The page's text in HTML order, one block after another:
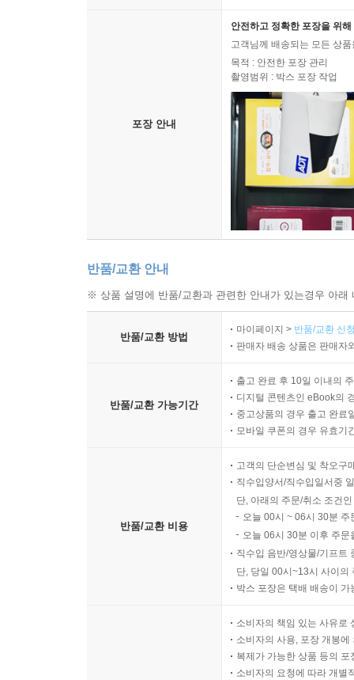
제8장 한인소년병학교 교사와 생도들의 글
<<제국신문>>에 실린 소년병학교 교사들의 글
소년병학교 교사들의 한시(漢詩)
박용만의 <<신한민보>> 사설
학업의 성취
대학원을 마친 생도들
독립군 양성을 위하여 헌신한 소년병학교 출신
김장호 극동 방문의 의의와 영향
네브래스카 주 주민들의 한국을 위한 청원서
박용만의 한글 연구와 소년병학교 생도들
재미 한인 신문의 언론인으로 활약한 이들
중국음식 도매업을 창업한 이들
사진사가 된 소년병학교 출신들
소년병 출신들의 귀국과 활동
유일한과 재미 한족연합회 그리고 납코(NAPKO)
포장 안내
안전하고 정확한 포장을 위
고객님께 배송되는 모든 상
목적 : 안전한 포장 관리
촬영범위 : 박스 포장 작업
반품/교환 안내
※ 상품 설명에 반품/교환과 관련한 안내가 있는경우 아
반품/교환 방법
마이페이지 > 반품/교환 신
판매자 배송 상품은 판매자
반품/교환 가능기간
출고 완료 후 10일 이내의
디지털 콘텐츠인 eBook의
중고상품의 경우 출고 완료
모바일 쿠폰의 경우 유효기
반품/교환 비용
고객의 단순변심 및 착오구
직수입양서/직수입일서중
단, 아래의 주문/취소 조건
오늘 00시 ~ 06시 30분
오늘 06시 30분 이후 주
직수입 음반/영상물/기프트
단, 당일 00시~13시 사이의
박스 포장은 택배 배송이
소비자의 책임 있는 사유로
소비자의 사용, 포장 개봉
복제가 가능한 상품 등의
소비자의 요청에 따라 개별